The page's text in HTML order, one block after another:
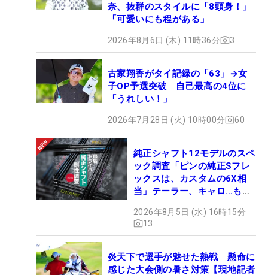
奈、抜群のスタイルに「8頭身！」
「可愛いにも程がある」
2026年8月6日 (木) 11時36分 3
古家翔香がタイ記録の「63」→女
子OP予選突破 自己最高の4位に
「うれしい！」
2026年7月28日 (火) 10時00分 60
純正シャフト12モデルのスペ
ック調査「ピンの純正Sフレ
ックスは、カスタムの6X相
当」テーラー、キャロ…もチ
2026年8月5日 (水) 16時15分
13
炎天下で選手が魅せた熱戦 懸命に
感じた大会側の暑さ対策【現地記者